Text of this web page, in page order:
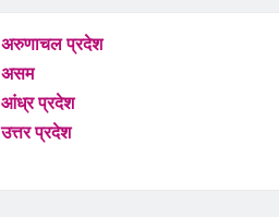
अरुणाचल प्रदेश
असम
आंध्र प्रदेश
उत्तर प्रदेश